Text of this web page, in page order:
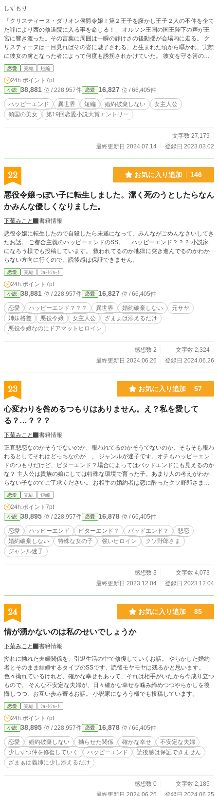
しずもり
「クリスティーヌ・ダリオン侯爵令嬢！第２王子を誑かし王子２人の不仲を企て
た罪により西の修道院に入る事を命じる！」 オルソン王国の国王陛下の声が王
宮に響き渡った。その言葉に周囲は一瞬の静けさの後動揺が会場内に走る。 ク
リスティーヌは一目見ればその姿に魅了される、と生まれた頃から囁かれ、実際
に彼女の虜となった者によって何度も誘拐されかけていた。 彼女を守る筈の護
衛にまで攫われそうになった為、ダリオン侯爵は王家に庇護を求め、そして彼女
が６歳の時、第一王子アルフレッドの婚約者に収まる事でようやく彼女にも侯爵
家にも平穏が訪れた筈だった。 １０年後、第二王子レオンハルトが王家主催の
夜会で爆弾発言をするまでは。 ＊前・中・後編にプラス２話を予定していま
す。（たぶん） ＊緩い独自設定の異世界モノです。 ＊すぐにオチは分かる話だ
と思いますが、生温かい目で読んで頂ければ嬉しいです。 ＊言葉遣い、考え方
等、現代寄りになっています。 ＊誤字脱字、意味不明な言葉遣いなど多いと思
恋愛 完結 短編
24h.ポイント 7pt
小説 38,881 位 / 228,957件 恋愛 16,827 位 / 66,405件
ハッピーエンド 異世界 短編 婚約破棄しない
女主人公
傾国の美女
第19回恋愛小説大賞エントリー
文字数 27,179
最終更新日 2024.07.14
登録日 2023.03.02
22 お気に入り追加 146
悪役令嬢っぽい子に転生しました。潔く死のうとしたらなん
かみんな優しくなりました。
下菊みこと
書籍情報
悪役令嬢に転生したので自殺したら未遂になって、みんながごめんなさいしてき
たお話。 ご都合主義のハッピーエンドのSS。 …ハッピーエンド？？？ 小説家
になろう様でも投稿しています。 救われてるのか地獄に突き進んでるのかわか
らない方向に行くので、読後感は保証できません。
恋愛 完結 ｼｮｰﾄｼｮｰﾄ
24h.ポイント 7pt
小説 38,881 位 / 228,957件 恋愛 16,827 位 / 66,405件
恋愛 ハッピーエンド？？？ 異世界 婚約破棄しない
元サヤ
姉妹格差
悪役令嬢 女主人公
ざまぁは添えるだけ
悪役令嬢なのにドアマットヒロイン
感想数 2
文字数 2,324
最終更新日 2024.06.26
登録日 2024.06.26
23 お気に入り追加 57
心変わりを咎めるつもりはありません。え？私を愛して
る？…？？？
下菊みこと
書籍情報
正直悲恋なのかそうでないのか、報われてるのかそうでないのか、そもそも報わ
れるとしてそれはどっちなのか…。 ジャンルが迷子です。オチもハッピーエン
ドのつもりだけど、ビターエンド？場合によってはバッドエンドにも見えるのか
な？ 主人公は貴族の娘にしては特殊な環境で育った子。あまり人の考えがわか
らない子なのでご了承ください。 お相手の婚約者は恋に酔ったクソ野郎さま。
多分下手な方向に酔い続けているのかも。挽回できるのかどうなのか。 クソ野
郎さまに恋慕される聖女さまはいますが、まともに聖人やってる方なのでそこだ
けはご安心いただけるかと。 つらつらと書いてしまいましたが、とりあえず楽
しんでいただけたら嬉しいです。ただ、読後感は少なくとも爽やかではないで
す。 小説家になろう様でも投稿しています。
恋愛 完結 短編
24h.ポイント 7pt
小説 38,895 位 / 228,957件 恋愛 16,878 位 / 66,405件
恋愛 ハッピーエンド ビターエンド？ バッドエンド？
悲恋
婚約破棄しない
特殊な女の子 強いヒロイン
クソ野郎さま
ジャンル迷子
感想数 3
文字数 4,073
最終更新日 2023.12.04
登録日 2023.12.04
24 お気に入り追加 85
情が湧かないのは私のせいでしょうか
下菊みこと
書籍情報
拗れに拗れた夫婦関係を、引退生活の中で修復していくお話。 やらかした婚約
者とそのまま結婚するタイプのSSです、読後モヤモヤは残るかと思います。
色々拗れているけれど、確かな幸せもあって、それは相手がいたから今成り立つ
もので。 そんな不安定な夫婦が、日々確かな幸せを噛み締めつつやらかしを後
悔しつつ、お互い歩み寄るお話。 小説家になろう様でも投稿しています。
恋愛 完結 ｼｮｰﾄｼｮｰﾄ
24h.ポイント 7pt
小説 38,895 位 / 228,957件 恋愛 16,878 位 / 66,405件
恋愛 婚約破棄しない 拗らせた関係 確かな幸せ
不安定な夫婦
少しずつ仲を修復していく
ハッピーエンド
読後感は保証できません
ざまぁは義姉に少し添えるだけ
感想数 0
文字数 2,185
最終更新日 2024.06.25
登録日 2024.06.25